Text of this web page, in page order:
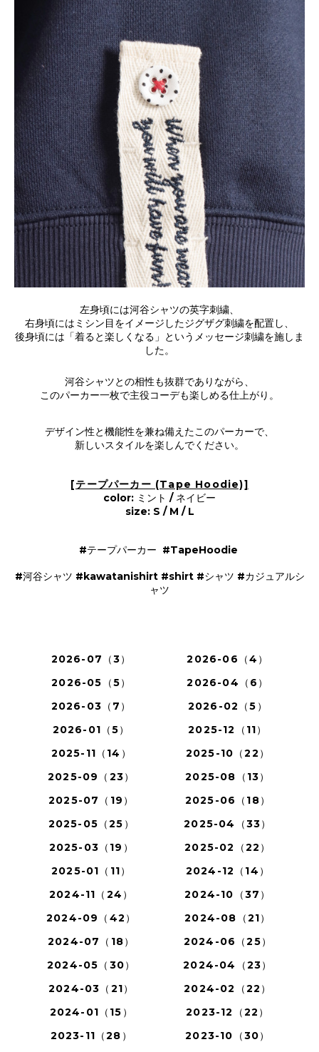
左身頃には河谷シャツの英字刺繍、
右身頃にはミシン目をイメージしたジグザグ刺繍を配置し、
後身頃には「着ると楽しくなる」というメッセージ刺繍を施しま
した。
河谷シャツとの相性も抜群でありながら、
このパーカー一枚で主役コーデも楽しめる仕上がり。
デザイン性と機能性を兼ね備えたこのパーカーで、
新しいスタイルを楽しんでください。
[テープパーカー (Tape Hoodie)]
color: ミント / ネイビー
size: S / M / L
#テープパーカー #TapeHoodie
#河谷シャツ #kawatanishirt #shirt #シャツ #カジュアルシ
ャツ
2026-07（3）
2026-06（4）
2026-05（5）
2026-04（6）
2026-03（7）
2026-02（5）
2026-01（5）
2025-12（11）
2025-11（14）
2025-10（22）
2025-09（23）
2025-08（13）
2025-07（19）
2025-06（18）
2025-05（25）
2025-04（33）
2025-03（19）
2025-02（22）
2025-01（11）
2024-12（14）
2024-11（24）
2024-10（37）
2024-09（42）
2024-08（21）
2024-07（18）
2024-06（25）
2024-05（30）
2024-04（23）
2024-03（21）
2024-02（22）
2024-01（15）
2023-12（22）
2023-11（28）
2023-10（30）